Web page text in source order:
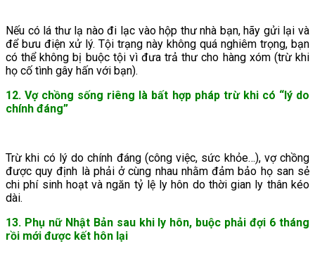
Nếu có lá thư lạ nào đi lạc vào hộp thư nhà bạn, hãy gửi lại và
để bưu điện xử lý. Tội trạng này không quá nghiêm trọng, bạn
có thể không bị buộc tội vì đưa trả thư cho hàng xóm (trừ khi
họ cố tình gây hấn với bạn).
12. Vợ chồng sống riêng là bất hợp pháp trừ khi có “lý do
chính đáng”
Trừ khi có lý do chính đáng (công việc, sức khỏe…), vợ chồng
được quy định là phải ở cùng nhau nhằm đảm bảo họ san sẻ
chi phí sinh hoạt và ngăn tỷ lệ ly hôn do thời gian ly thân kéo
dài.
13. Phụ nữ Nhật Bản sau khi ly hôn, buộc phải đợi 6 tháng
rồi mới được kết hôn lại